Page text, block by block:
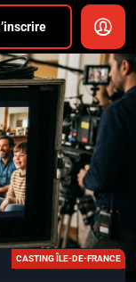
CASTING ÎLE-DE-FRANCE